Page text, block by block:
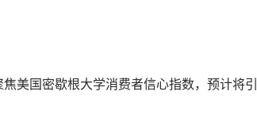
美国密歇根大学消费者信心指数，预计将